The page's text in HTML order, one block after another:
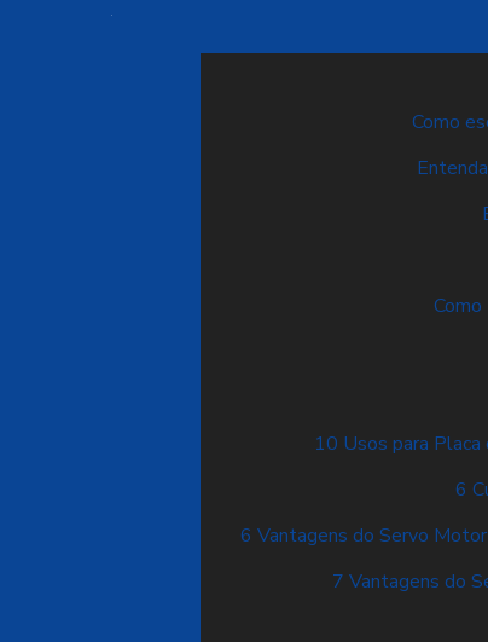
Como
10 Usos para
6
6 Vantagens do Servo
7 Vantagens do